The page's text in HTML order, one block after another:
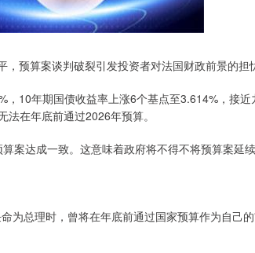
预算案谈判破裂引发投资者对法国财政前景的担
10年期国债收益率上涨6个基点至3.614%，接近
在年底前通过2026年预算。
案达成一致。这意味着政府将不得不将预算案延
为总理时，曾将在年底前通过国家预算作为自己